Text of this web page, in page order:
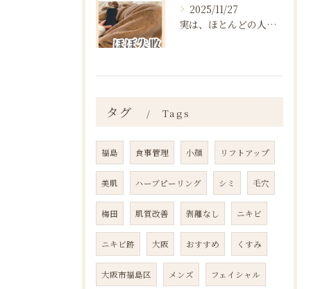
2025/11/27
実は、ほとんどの人は“ダイエットを始める前の段階”で失敗が確...
タグ Tags
福島 食事管理 小顔 リフトアップ
美肌 ハーブピーリング シミ 毛穴
梅田 肌質改善 剥離なし ニキビ
ニキビ跡 大阪 おすすめ くすみ
大阪市福島区 メンズ フェイシャル